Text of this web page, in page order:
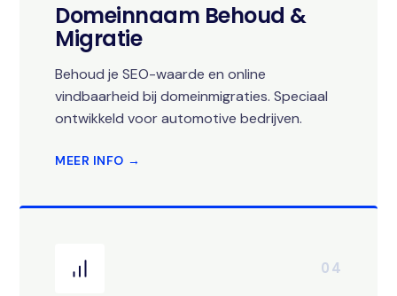
Domeinnaam Behoud &
Migratie
Behoud je SEO-waarde en online
vindbaarheid bij domeinmigraties. Speciaal
ontwikkeld voor automotive bedrijven.
MEER INFO →
04